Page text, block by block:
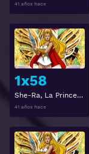
41 años hace
1x58
She-Ra, La Princesa del Poder Temporada 1 Capitulo 58
41 años hace